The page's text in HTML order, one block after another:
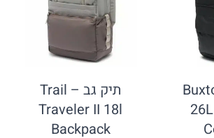
תיק גב – Trail
Traveler II 18l